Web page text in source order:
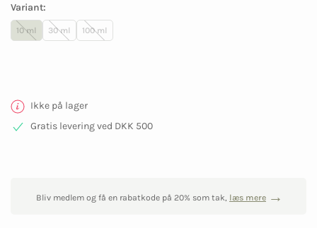
Variant:
10 ml 30 ml 100 ml
Ikke på lager
Gratis levering ved DKK 500
Bliv medlem og få en rabatkode på 20% som tak, læs mere